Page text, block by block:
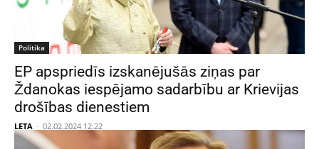
Politika
EP apspriedīs izskanējušās ziņas par
Ždanokas iespējamo sadarbību ar Krievijas
drošības dienestiem
LETA - 02.02.2024 12:22